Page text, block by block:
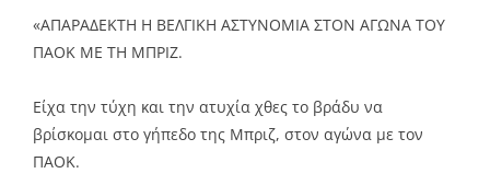
«ΑΠΑΡΑΔΕΚΤΗ Η ΒΕΛΓΙΚΗ ΑΣΤΥΝΟΜΙΑ ΣΤΟΝ ΑΓΩΝΑ ΤΟΥ
ΠΑΟΚ ΜΕ ΤΗ ΜΠΡΙΖ.
Είχα την τύχη και την ατυχία χθες το βράδυ να
βρίσκομαι στο γήπεδο της Μπριζ, στον αγώνα με τον
ΠΑΟΚ.